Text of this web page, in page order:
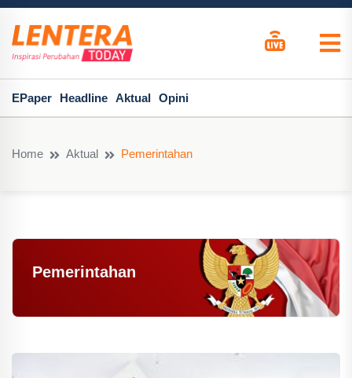
EPaper Headline Aktual Opini
Home Aktual Pemerintahan
Pemerintahan